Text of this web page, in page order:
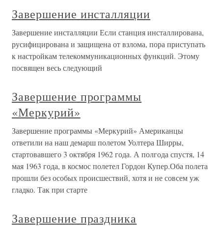
Завершение инсталляции
Завершение инсталляции Если станция инсталлирована,
русифицирована и защищена от взлома, пора приступать
к настройкам телекоммуникационных функций. Этому
посвящен весь следующий
Завершение программы
«Меркурий»
Завершение программы «Меркурий» Американцы
ответили на наш демарш полетом Уолтера Ширры,
стартовавшего 3 октября 1962 года. А полгода спустя, 14
мая 1963 года, в космос полетел Гордон Купер.Оба полета
прошли без особых происшествий, хотя и не совсем уж
гладко. Так при старте
Завершение праздника